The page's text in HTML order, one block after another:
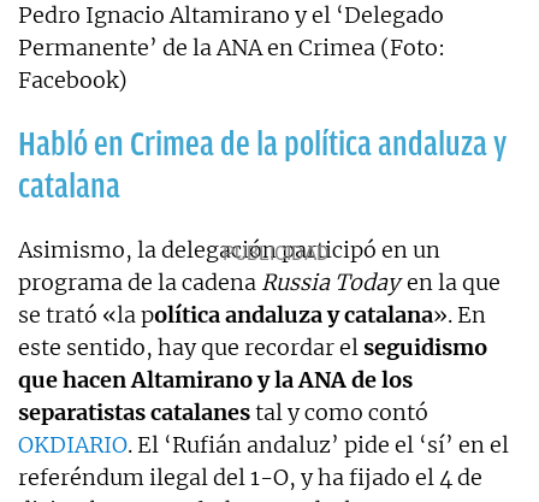
Pedro Ignacio Altamirano y el ‘Delegado
Permanente’ de la ANA en Crimea (Foto:
Facebook)
Habló en Crimea de la política andaluza y
catalana
Asimismo, la delegación participó en un
programa de la cadena Russia Todayen la que
se trató «la política andaluza y catalana». En
este sentido, hay que recordar elseguidismo
que hacen Altamirano y la ANA de los
separatistas catalanestal y como contó
OKDIARIO. El ‘Rufián andaluz’ pide el ‘sí’ en el
referéndum ilegal del 1-O, y ha fijado el 4 de